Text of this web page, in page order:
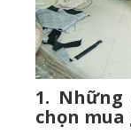
1.
chọn mua